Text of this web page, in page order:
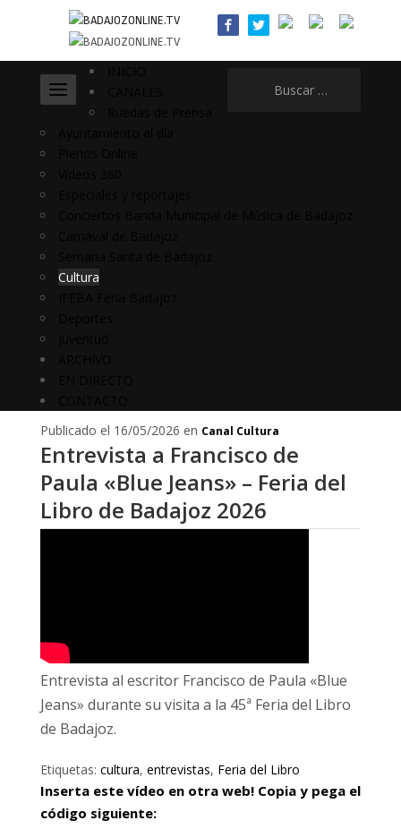
Cultura
Publicado el 16/05/2026 en Canal Cultura
Entrevista a Francisco de
Paula «Blue Jeans» – Feria del
Libro de Badajoz 2026
Entrevista al escritor Francisco de Paula «Blue
Jeans» durante su visita a la 45ª Feria del Libro
de Badajoz.
Etiquetas: cultura, entrevistas, Feria del Libro
Inserta este vídeo en otra web! Copia y pega el
código siguiente: